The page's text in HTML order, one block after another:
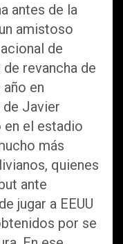
antes de la
amistoso
de
revancha de
en
de Javier
en el estadio
más
quienes
ante
jugar a EEUU
por se